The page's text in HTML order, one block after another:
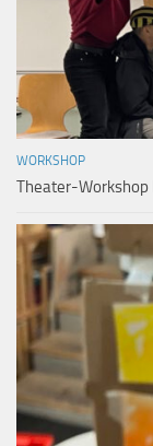
WORKSHOP
Theater-Workshop